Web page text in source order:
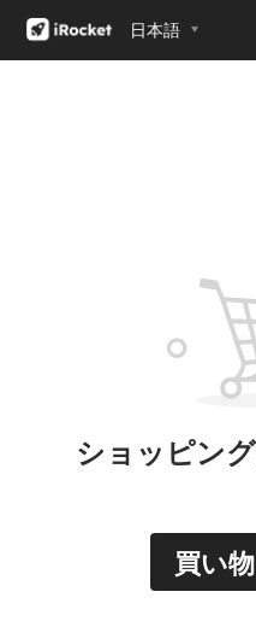
日本語
ショッピン
買い